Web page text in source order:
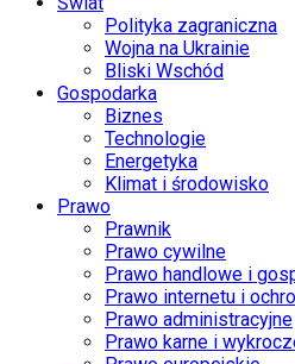
Polityka zagraniczna
Wojna na Ukrainie
Bliski Wschód
Gospodarka
Biznes
Technologie
Energetyka
Klimat i środowisko
Prawo
Prawnik
Prawo cywilne
Prawo handlowe i
Prawo internetu i
Prawo administracyjne
Prawo karne i